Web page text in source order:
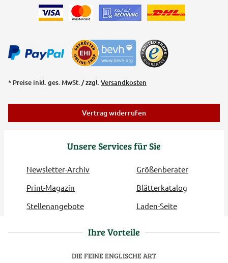
Unsere Services für Sie
Newsletter-Archiv
Größenberater
Print-Magazin
Blätterkatalog
Stellenangebote
Laden-Seite
* Preise inkl. ges. MwSt. / zzgl. Versandkosten
Vertrag widerrufen
Ihre Vorteile
DIE FEINE ENGLISCHE ART